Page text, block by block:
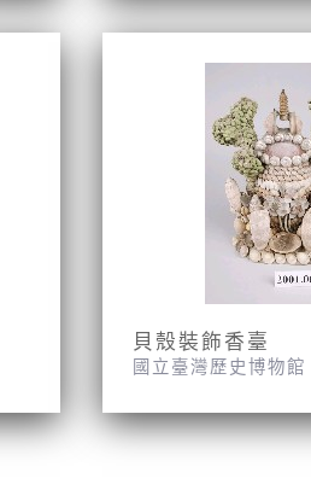
貝殼裝飾香臺
國立臺灣歷史博物館